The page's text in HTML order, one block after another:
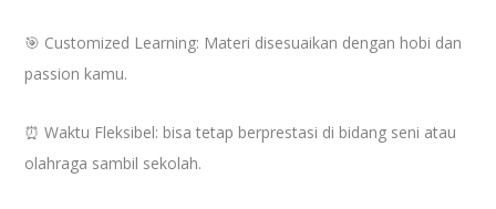
🎯 Customized Learning: Materi disesuaikan dengan hobi dan
passion kamu.
⏰ Waktu Fleksibel: bisa tetap berprestasi di bidang seni atau
olahraga sambil sekolah.